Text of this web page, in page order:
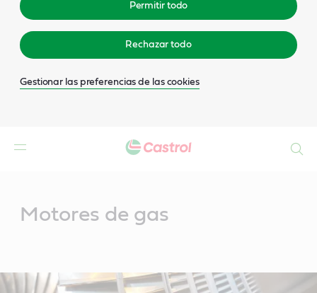
Permitir todo
Rechazar todo
Gestionar las preferencias de las cookies
Motores de gas